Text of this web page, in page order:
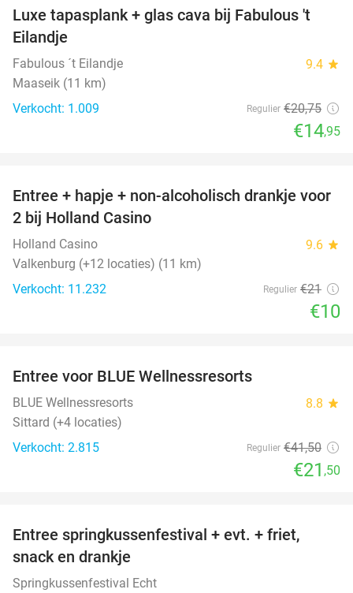
28%
Luxe tapasplank + glas cava bij Fabulous 't
Eilandje
Fabulous ´t Eilandje 9.4 star
Maaseik (11 km)
Verkocht: 1.009
Regulier €20,75
€14,95
52%
Entree + hapje + non-alcoholisch drankje voor
2 bij Holland Casino
Holland Casino 9.6 star
Valkenburg (+12 locaties) (11 km)
Verkocht: 11.232
Regulier €21
€10
Entree voor BLUE Wellnessresorts
BLUE Wellnessresorts 8.8 star
Sittard (+4 locaties)
Verkocht: 2.815
Regulier €41,50
€21 ,50
Entree springkussenfestival + evt. + friet,
snack en drankje
Springkussenfestival Echt